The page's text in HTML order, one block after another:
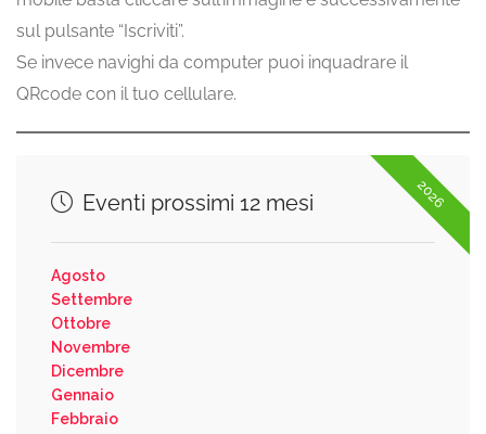
sul pulsante “Iscriviti”.
Se invece navighi da computer puoi inquadrare il
QRcode con il tuo cellulare.
2026
Eventi prossimi 12 mesi
Agosto
Settembre
Ottobre
Novembre
Dicembre
Gennaio
Febbraio